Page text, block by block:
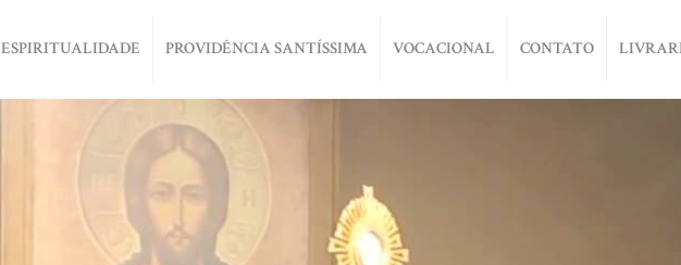
ESPIRITUALIDADE PROVIDÊNCIA SANTÍSSIMA VOCACIONAL CONTATO